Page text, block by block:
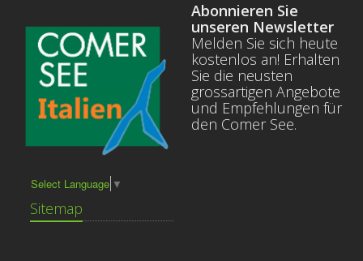
Select Language ▼
Sitemap
Abonnieren Sie
unseren Newsletter
Melden Sie sich heute
kostenlos an! Erhalten
Sie die neusten
grossartigen Angebote
und Empfehlungen für
den Comer See.